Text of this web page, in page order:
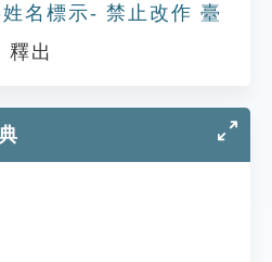
名標示- 禁止改作 臺
釋出